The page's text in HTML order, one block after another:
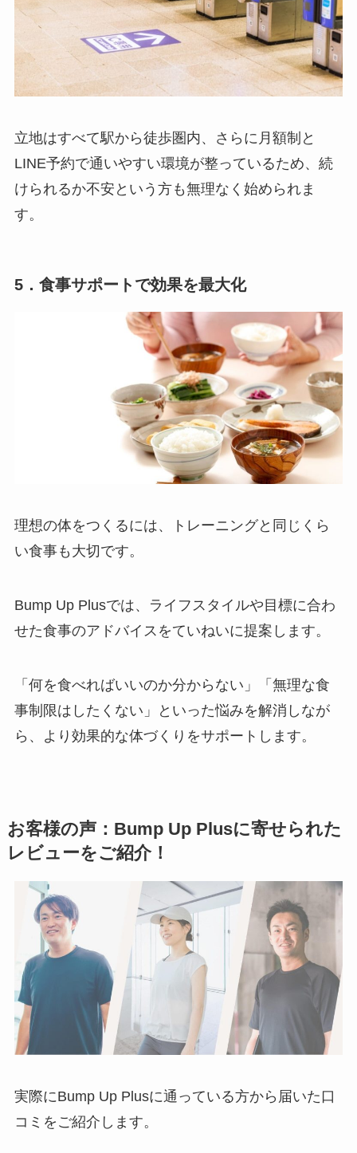
立地はすべて駅から徒歩圏内、さらに月額制と
LINE予約で通いやすい環境が整っているため、続
けられるか不安という方も無理なく始められま
す。
5．食事サポートで効果を最大化
理想の体をつくるには、トレーニングと同じくら
い食事も大切です。
Bump Up Plusでは、ライフスタイルや目標に合わ
せた食事のアドバイスをていねいに提案します。
「何を食べればいいのか分からない」「無理な食
事制限はしたくない」といった悩みを解消しなが
ら、より効果的な体づくりをサポートします。
お客様の声：Bump Up Plusに寄せられた
レビューをご紹介！
実際にBump Up Plusに通っている方から届いた口
コミをご紹介します。